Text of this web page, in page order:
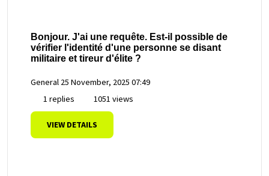
Bonjour. J'ai une requête. Est-il possible de
vérifier l'identité d'une personne se disant
militaire et tireur d'élite ?
General 25 November, 2025 07:49
1 replies
1051 views
VIEW DETAILS